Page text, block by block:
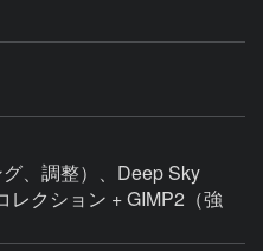
、調整）、Deep Sky
レクション + GIMP2（強